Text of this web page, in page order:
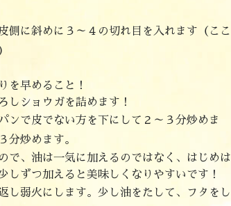
側に斜めに３～４の切れ目を入れます（ここ
を早めること！
しショウガを詰めます！
ンで皮でない方を下にして２～３分炒めま
分炒めます。
で、油は一気に加えるのではなく、はじめは
しずつ加えると美味しくなりやすいです！
し弱火にします。少し油をたして、フタをし